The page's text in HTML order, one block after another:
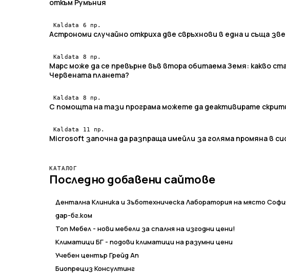
откъм Румъния
Kaldata 6 пр.
Астрономи случайно откриха две свръхнови в една и съща
Kaldata 8 пр.
Марс може да се превърне във втора обитаема Земя: какво
Червената планета?
Kaldata 8 пр.
С помощта на тази програма можете да деактивирате
Kaldata 11 пр.
Microsoft започна да разпраща имейли за голяма промяна в
КАТАЛОГ
Последно добавени сайтове
Дентална Клиника и Зъботехническа Лаборатория на място
дар-бг.ком
Топ Мебел - нови мебели за спалня на изгодни цени!
Климатици БГ - подови климатици на разумни цени
Учебен център Грейд Ап
Биопрециз Консултинг